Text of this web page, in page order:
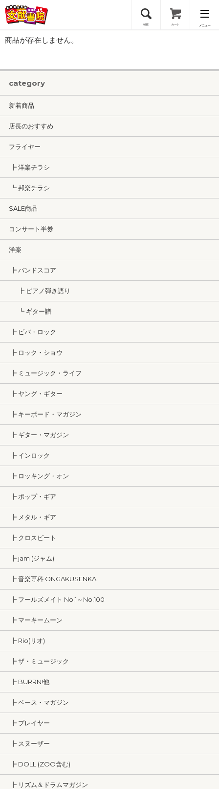
検索 カート メニュー
会員登録
ログイン
商品が存在しません。
category
新着商品
店長のおすすめ
フライヤー
┣ 洋楽チラシ
┗ 邦楽チラシ
SALE商品
コンサート半券
洋楽
┣ バンドスコア
┣ ピアノ弾き語り
┗ ギター譜
┣ ビバ・ロック
┣ ロック・ショウ
┣ ミュージック・ライフ
┣ ヤング・ギター
┣ キーボード・マガジン
┣ ギター・マガジン
┣ インロック
┣ ロッキング・オン
┣ ポップ・ギア
┣ メタル・ギア
┣ クロスビート
┣ jam (ジャム)
┣ 音楽専科 ONGAKUSENKA
┣ フールズメイト No.1～No.100
┣ マーキームーン
┣ Rio(リオ)
┣ ザ・ミュージック
┣ BURRN!他
┣ ベース・マガジン
┣ プレイヤー
┣ スヌーザー
┣ DOLL (ZOO含む)
┣ リズム＆ドラムマガジン